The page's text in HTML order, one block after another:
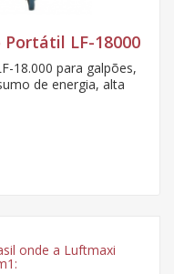
LF-18000
18.000 para galpões,
de energia, alta
onde a Luftmaxi